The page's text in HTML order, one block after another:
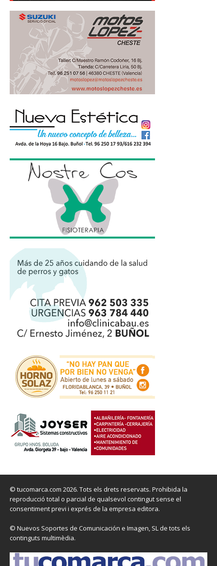
© tucomarca.com 2026. Tots els drets reservats. Prohibida la
reproducció total o parcial de qualsevol contingut sense el
consentiment previ i exprés de la empresa editora.
© Nuevos Soportes de Comunicación e Imagen, SL de tots els
continguts multimèdia.